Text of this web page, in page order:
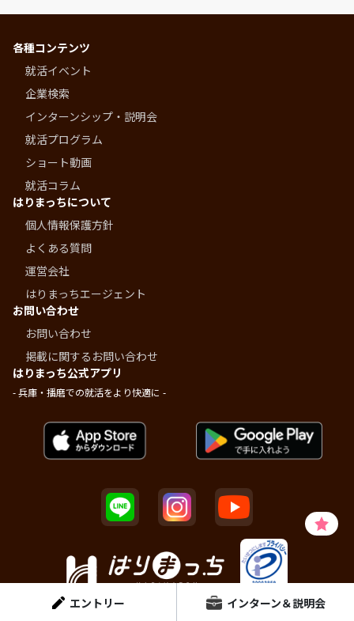
エントリー インターン＆説明会
各種コンテンツ
就活イベント
企業検索
インターンシップ・説明会
就活プログラム
ショート動画
就活コラム
はりまっちについて
個人情報保護方針
よくある質問
運営会社
はりまっちエージェント
お問い合わせ
お問い合わせ
掲載に関するお問い合わせ
はりまっち公式アプリ
- 兵庫・播磨での就活をより快適に -
© Dainen Human Plus Inc.